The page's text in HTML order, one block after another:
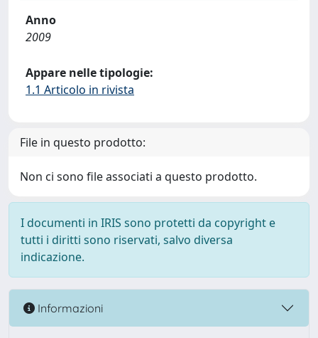
Anno
2009
Appare nelle tipologie:
1.1 Articolo in rivista
File in questo prodotto:
Non ci sono file associati a questo prodotto.
I documenti in IRIS sono protetti da copyright e
tutti i diritti sono riservati, salvo diversa
indicazione.
Informazioni